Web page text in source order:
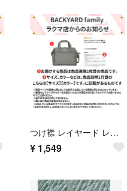
つけ襟 レイヤード レース
¥ 1,549